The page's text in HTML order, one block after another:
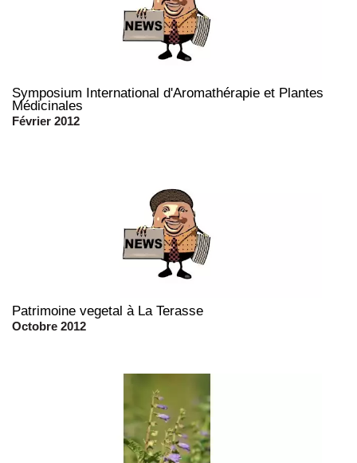
Symposium International d'Aromathérapie et Plantes
Médicinales
Février 2012
Patrimoine vegetal à La Terasse
Octobre 2012